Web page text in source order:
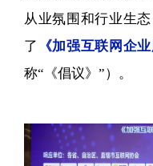
从业氛围和行业生
了
《加强互联网企
称“《倡议》”）。